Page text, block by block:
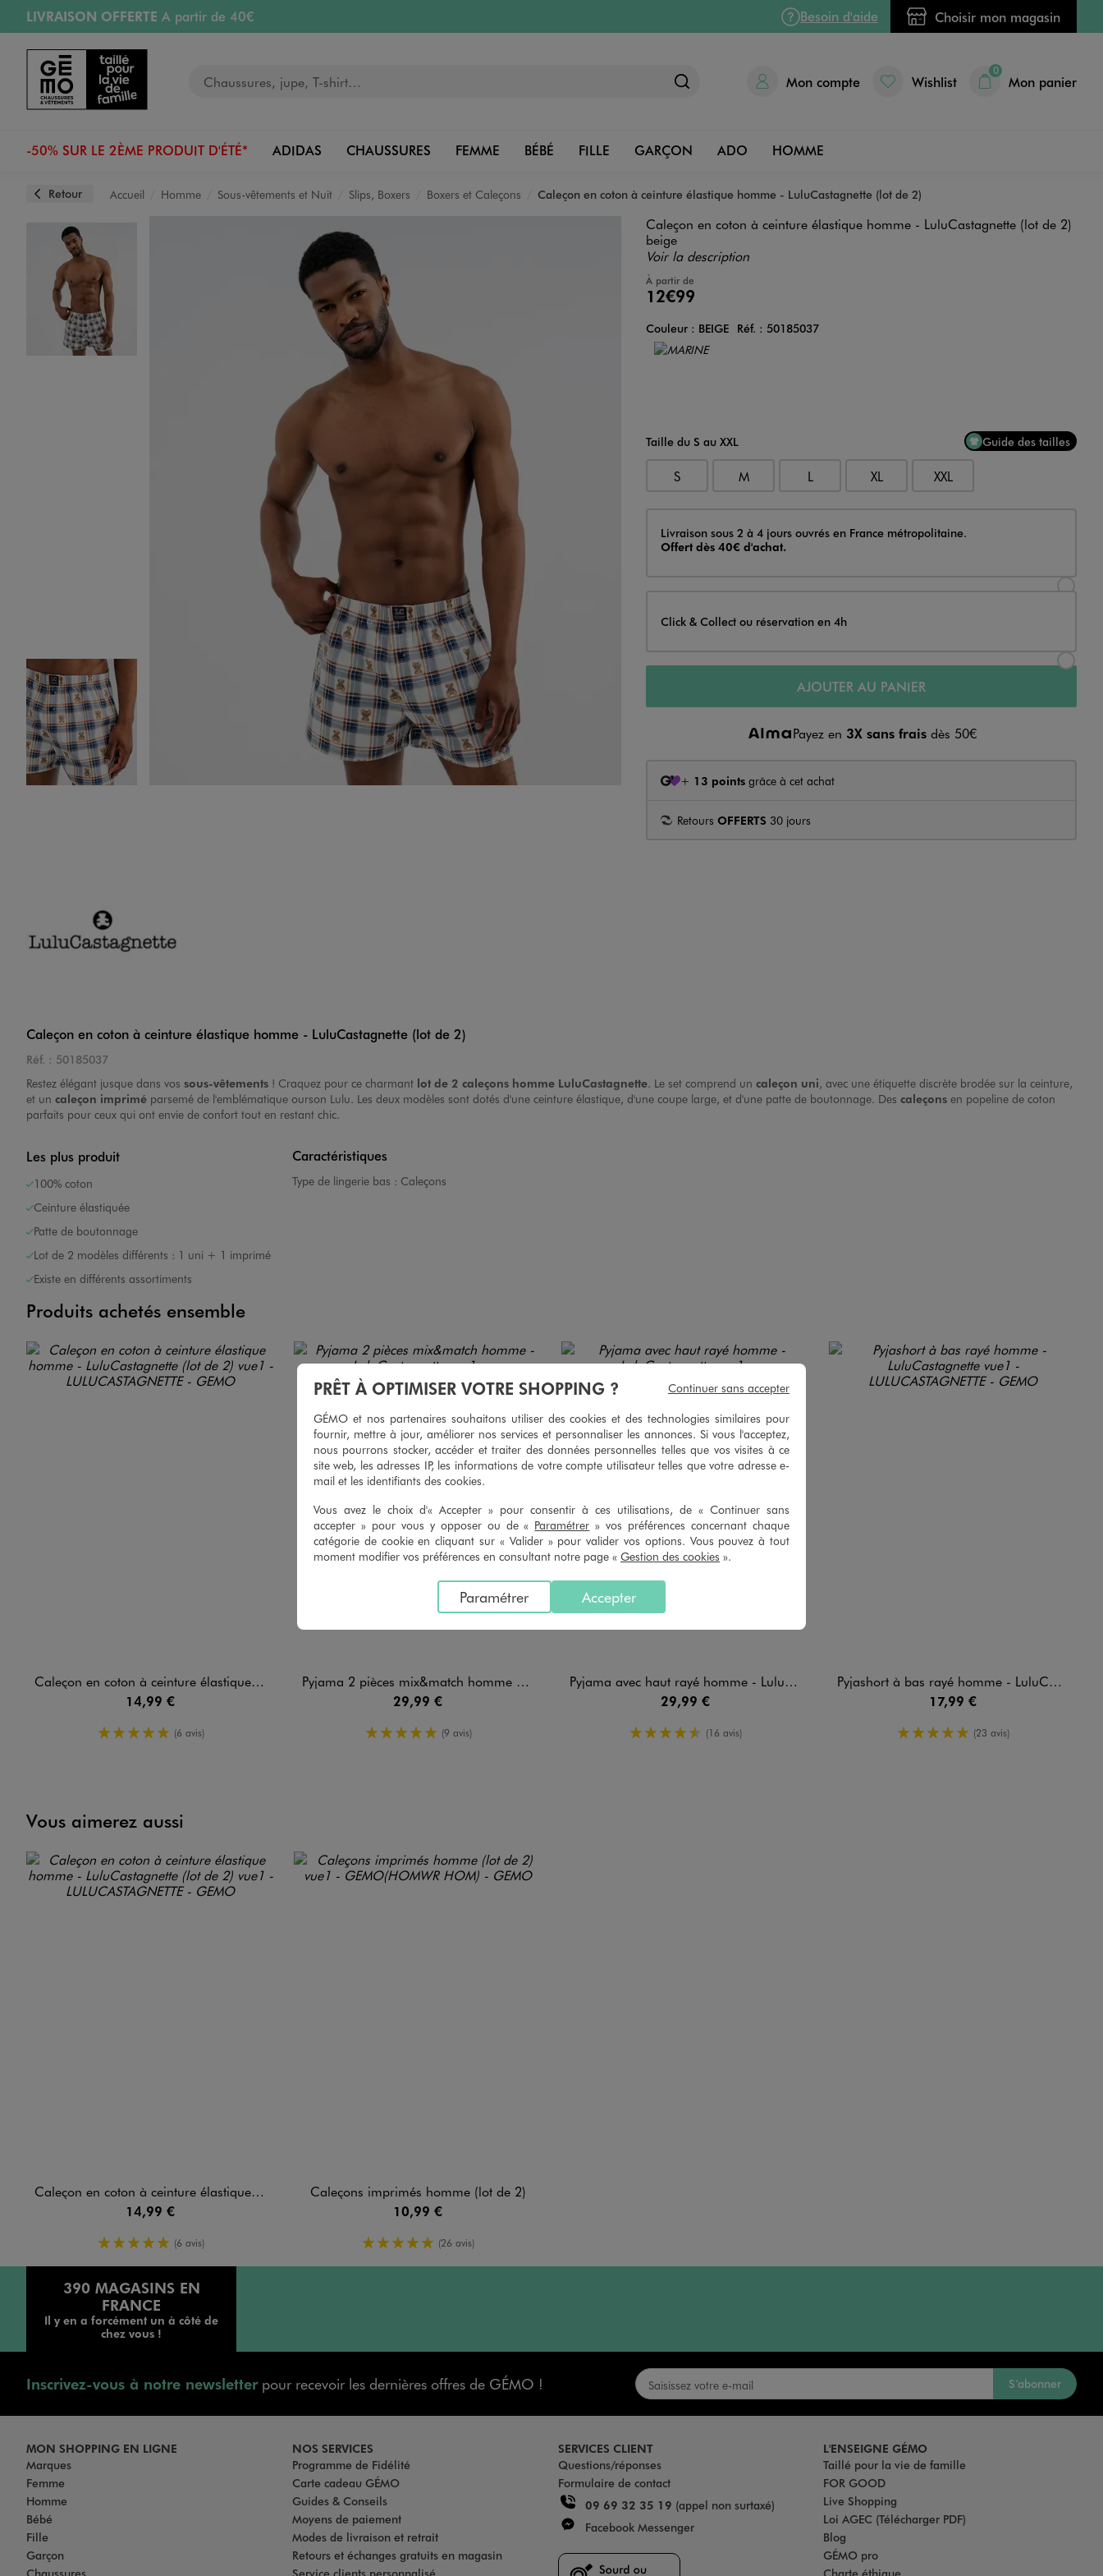
Aller au contenu principal
Aller à la navigation
LIVRAISON OFFERTE A partir de 40€
RETRAIT ET LIVRAISON OFFERTE
RÉSERVATION GRATUITE
4h en magasin
Retours OFFERTSpendant 30 jours
Besoin d'aide Choisir mon magasin
Mon compte Wishlist
0
Mon panier
-50% SUR LE 2ÈME PRODUIT D'ÉTÉ* ADIDAS CHAUSSURES FEMME BÉBÉ FILLE GARÇON ADO HOMME
Retour Accueil Homme Sous-vêtements et Nuit Slips, Boxers Boxers et Caleçons Caleçon en coton à ceinture élastique homme - LuluCastagnette (lot de 2)
Image 1 sur 7
Image 5 sur 7
Image 6 sur 7
Image 7 sur 7
Caleçon en coton à ceinture élastique homme - LuluCastagnette (lot de 2)
beige
Voir la description
À partir de
12€99
Couleur
Couleur : BEIGE Réf. : 50185037
Choisissez votre Couleur
Taille du S au XXL Guide des tailles
S M L XL XXL
Livraison
Livraison sous 2 à 4 jours ouvrés en France métropolitaine.
Offert dès 40€ d'achat.
Click & Collect ou réservation en 4h
AJOUTER AU PANIER
Payez en 3X sans fraisdès 50€
+ 13 pointsgrâce à cet achat
Retours OFFERTS 30 jours
Caleçon en coton à ceinture élastique homme - LuluCastagnette (lot de 2)
Réf. : 50185037
Restez élégant jusque dans vos sous-vêtements ! Craquez pour ce charmant lot de 2 caleçons homme LuluCastagnette. Le set comprend un caleçon uni, avec une étiquette discrète brodée sur la ceinture,
et un caleçon imprimé parsemé de l'emblématique ourson Lulu. Les deux modèles sont dotés d'une ceinture élastique, d'une coupe large, et d'une patte de boutonnage. Des caleçons en popeline de coton
parfaits pour ceux qui ont envie de confort tout en restant chic.
Les plus produit
100% coton
Ceinture élastiquée
Patte de boutonnage
Lot de 2 modèles différents : 1 uni + 1 imprimé
Existe en différents assortiments
Caractéristiques
Type de lingerie bas : Caleçons
Produits achetés ensemble
Caleçon en coton à ceinture élastique homme - LuluCastagnette (lot de 2)
14,99 €
5/5 de moyenne
(6 avis)
Pyjama 2 pièces mix&match homme - LuluCastagnette
29,99 €
5/5 de moyenne
(9 avis)
Pyjama avec haut rayé homme - LuluCastagnette
29,99 €
4.5/5 de moyenne
(16 avis)
Pyjashort à bas rayé homme - LuluCastagnette
17,99 €
5/5 de moyenne
(23 avis)
Vous aimerez aussi
Caleçon en coton à ceinture élastique homme - LuluCastagnette (lot de 2)
14,99 €
5/5 de moyenne
(6 avis)
Caleçons imprimés homme (lot de 2)
10,99 €
5/5 de moyenne
(26 avis)
390 MAGASINS EN
FRANCE
Il y en a forcément un à côté de
chez vous !
Inscrivez-vous à notre newsletterpour recevoir les dernières offres de GÉMO ! S’abonner
MON SHOPPING EN LIGNE
Marques
Femme
Homme
Bébé
Fille
Garçon
NOS SERVICES
Programme de Fidélité
Carte cadeau GÉMO
Guides & Conseils
Moyens de paiement
Modes de livraison et retrait
Retours et échanges gratuits en magasin
SERVICES CLIENT
Questions/réponses
Formulaire de contact
09 69 32 35 19 (appel non surtaxé)
Facebook Messenger
L'ENSEIGNE GÉMO
Taillé pour la vie de famille
FOR GOOD
Live Shopping
Loi AGEC (Télécharger PDF)
Blog
GÉMO pro
PRÊT À OPTIMISER VOTRE SHOPPING ?
GÉMO et nos partenaires souhaitons utiliser des cookies et des technologies similaires pour
fournir, mettre à jour, améliorer nos services et personnaliser les annonces. Si vous l'acceptez,
nous pourrons stocker, accéder et traiter des données personnelles telles que vos visites à ce
site web, les adresses IP, les informations de votre compte utilisateur telles que votre adresse e-
mail et les identifiants des cookies.
Vous avez le choix d'« Accepter » pour consentir à ces utilisations, de « Continuer sans
accepter » pour vous y opposer ou de « Paramétrer » vos préférences concernant chaque
catégorie de cookie en cliquant sur « Valider » pour valider vos options. Vous pouvez à tout
moment modifier vos préférences en consultant notre page « Gestion des cookies ».
Accepter
Paramétrer
Continuer sans accepter